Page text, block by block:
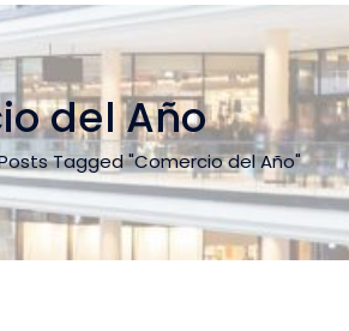
del Año
Tagged "Comercio del Año"